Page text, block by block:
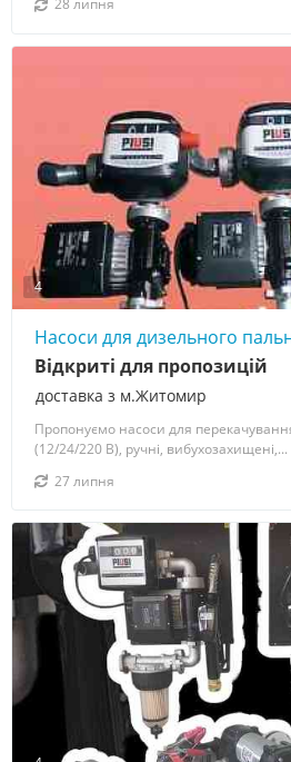
28 липня
4
Насоси для дизельного
доставка з м.Житомир
Відкриті для пропозицій
Пропонуємо насоси для
(12/24/220 В), ручні, вибухозахищені,...
27 липня